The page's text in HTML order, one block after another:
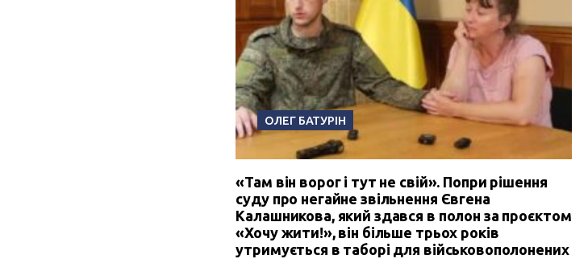
ОЛЕГ БАТУРІН
«Там він ворог і тут не свій». Попри рішення
суду про негайне звільнення Євгена
Калашникова, який здався в полон за проєктом
«Хочу жити!», він більше трьох років
утримується в таборі для військовополонених